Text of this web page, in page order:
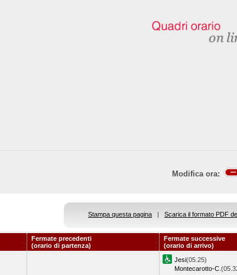
Modifica ora:
Stampa questa pagina | Scarica il formato PDF
Fermate precedenti
(orario di partenza)
Fermate successive
(orario di arrivo)
Jesi(05.25)
Montecarotto-C.